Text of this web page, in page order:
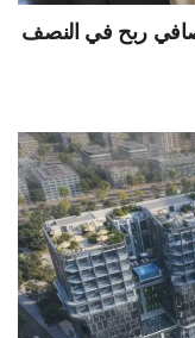
5.6 مليار يورو صافي ربح في النصف